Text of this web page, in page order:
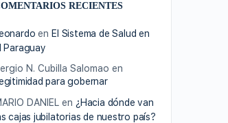
RECIENTES
en El Sistema de Salud en
Paraguay
N. Cubilla Salomao en
para gobernar
DANIEL en ¿Hacia dónde van
cajas jubilatorias de nuestro país?